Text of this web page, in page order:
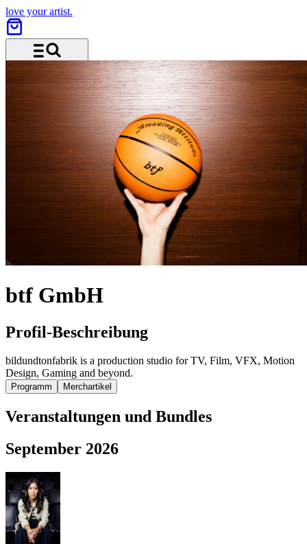
love your artist.
btf GmbH
Profil-Beschreibung
bildundtonfabrik is a production studio for TV, Film, VFX, Motion
Design, Gaming and beyond.
Programm Merchartikel
Veranstaltungen und Bundles
September 2026